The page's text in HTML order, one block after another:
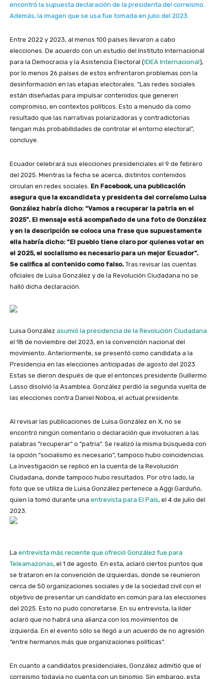
encontró la supuesta declaración de la presidenta del correísmo.
Además, la imagen que se usa fue tomada en julio del 2023.
Entre 2022 y 2023, al menos 100 países llevaron a cabo
elecciones. De acuerdo con un estudio del Instituto Internacional
para la Democracia y la Asistencia Electoral (IDEA Internacional),
por lo menos 26 países de estos enfrentaron problemas con la
desinformación en las etapas electorales. “Las redes sociales
están diseñadas para impulsar contenidos que generen
compromiso, en contextos políticos. Esto a menudo da como
resultado que las narrativas polarizadoras y contradictorias
tengan más probabilidades de controlar el entorno electoral”,
concluye.
Ecuador celebrará sus elecciones presidenciales el 9 de febrero
del 2025. Mientras la fecha se acerca, distintos contenidos
circulan en redes sociales. En Facebook, una publicación
asegura que la excandidata y presidenta del correísmo Luisa
González habría dicho: “Vamos a recuperar la patria en el
2025”. El mensaje está acompañado de una foto de González
y en la descripción se coloca una frase que supuestamente
ella habría dicho: “El pueblo tiene claro por quienes votar en
el 2025, el socialismo es necesario para un mejor Ecuador”.
Se califica al contenido como falso. Tras revisar las cuentas
oficiales de Luisa González y de la Revolución Ciudadana no se
halló dicha declaración.
Luisa González asumió la presidencia de la Revolución Ciudadana
el 18 de noviembre del 2023, en la convención nacional del
movimiento. Anteriormente, se presentó como candidata a la
Presidencia en las elecciones anticipadas de agosto del 2023.
Estas se dieron después de que el entonces presidente Guillermo
Lasso disolvió la Asamblea. González perdió la segunda vuelta de
las elecciones contra Daniel Noboa, el actual presidente.
Al revisar las publicaciones de Luisa González en X, no se
encontró ningún comentario o declaración que involucren a las
palabras “recuperar” o “patria”. Se realizó la misma búsqueda con
la opción “socialismo es necesario”, tampoco hubo coincidencias.
La investigación se replicó en la cuenta de la Revolución
Ciudadana, donde tampoco hubo resultados. Por otro lado, la
foto que se utiliza de Luisa González pertenece a Aggi Garduño,
quien la tomó durante una entrevista para El País, el 4 de julio del
2023.
La entrevista más reciente que ofreció González fue para
Teleamazonas, el 1 de agosto. En esta, aclaró ciertos puntos que
se trataron en la convención de izquierdas, donde se reunieron
cerca de 50 organizaciones sociales y de la sociedad civil con el
objetivo de presentar un candidato en común para las elecciones
del 2025. Esto no pudo concretarse. En su entrevista, la líder
aclaró que no habrá una alianza con los movimientos de
izquierda. En el evento sólo se llegó a un acuerdo de no agresión
“entre hermanos más que organizaciones políticas”.
En cuanto a candidatos presidenciales, González admitió que el
correísmo todavía no cuenta con un binomio. Sin embargo, esta